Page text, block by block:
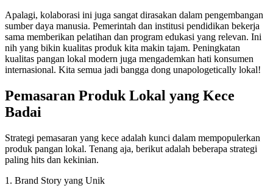
Apalagi, kolaborasi ini juga sangat dirasakan dalam pengembangan
sumber daya manusia. Pemerintah dan institusi pendidikan bekerja
sama memberikan pelatihan dan program edukasi yang relevan. Ini
nih yang bikin kualitas produk kita makin tajam. Peningkatan
kualitas pangan lokal modern juga mengademkan hati konsumen
internasional. Kita semua jadi bangga dong unapologetically lokal!
Pemasaran Produk Lokal yang Kece
Badai
Strategi pemasaran yang kece adalah kunci dalam mempopulerkan
produk pangan lokal. Tenang aja, berikut adalah beberapa strategi
paling hits dan kekinian.
1. Brand Story yang Unik